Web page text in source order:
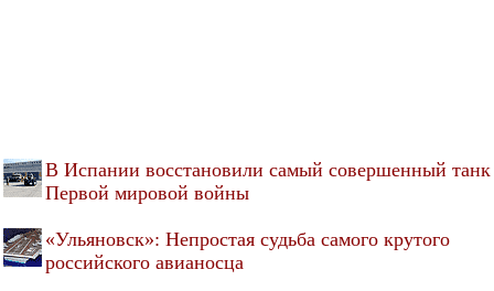
В Испании восстановили самый совершенный танк
Первой мировой войны
«Ульяновск»: Непростая судьба самого крутого
российского авианосца